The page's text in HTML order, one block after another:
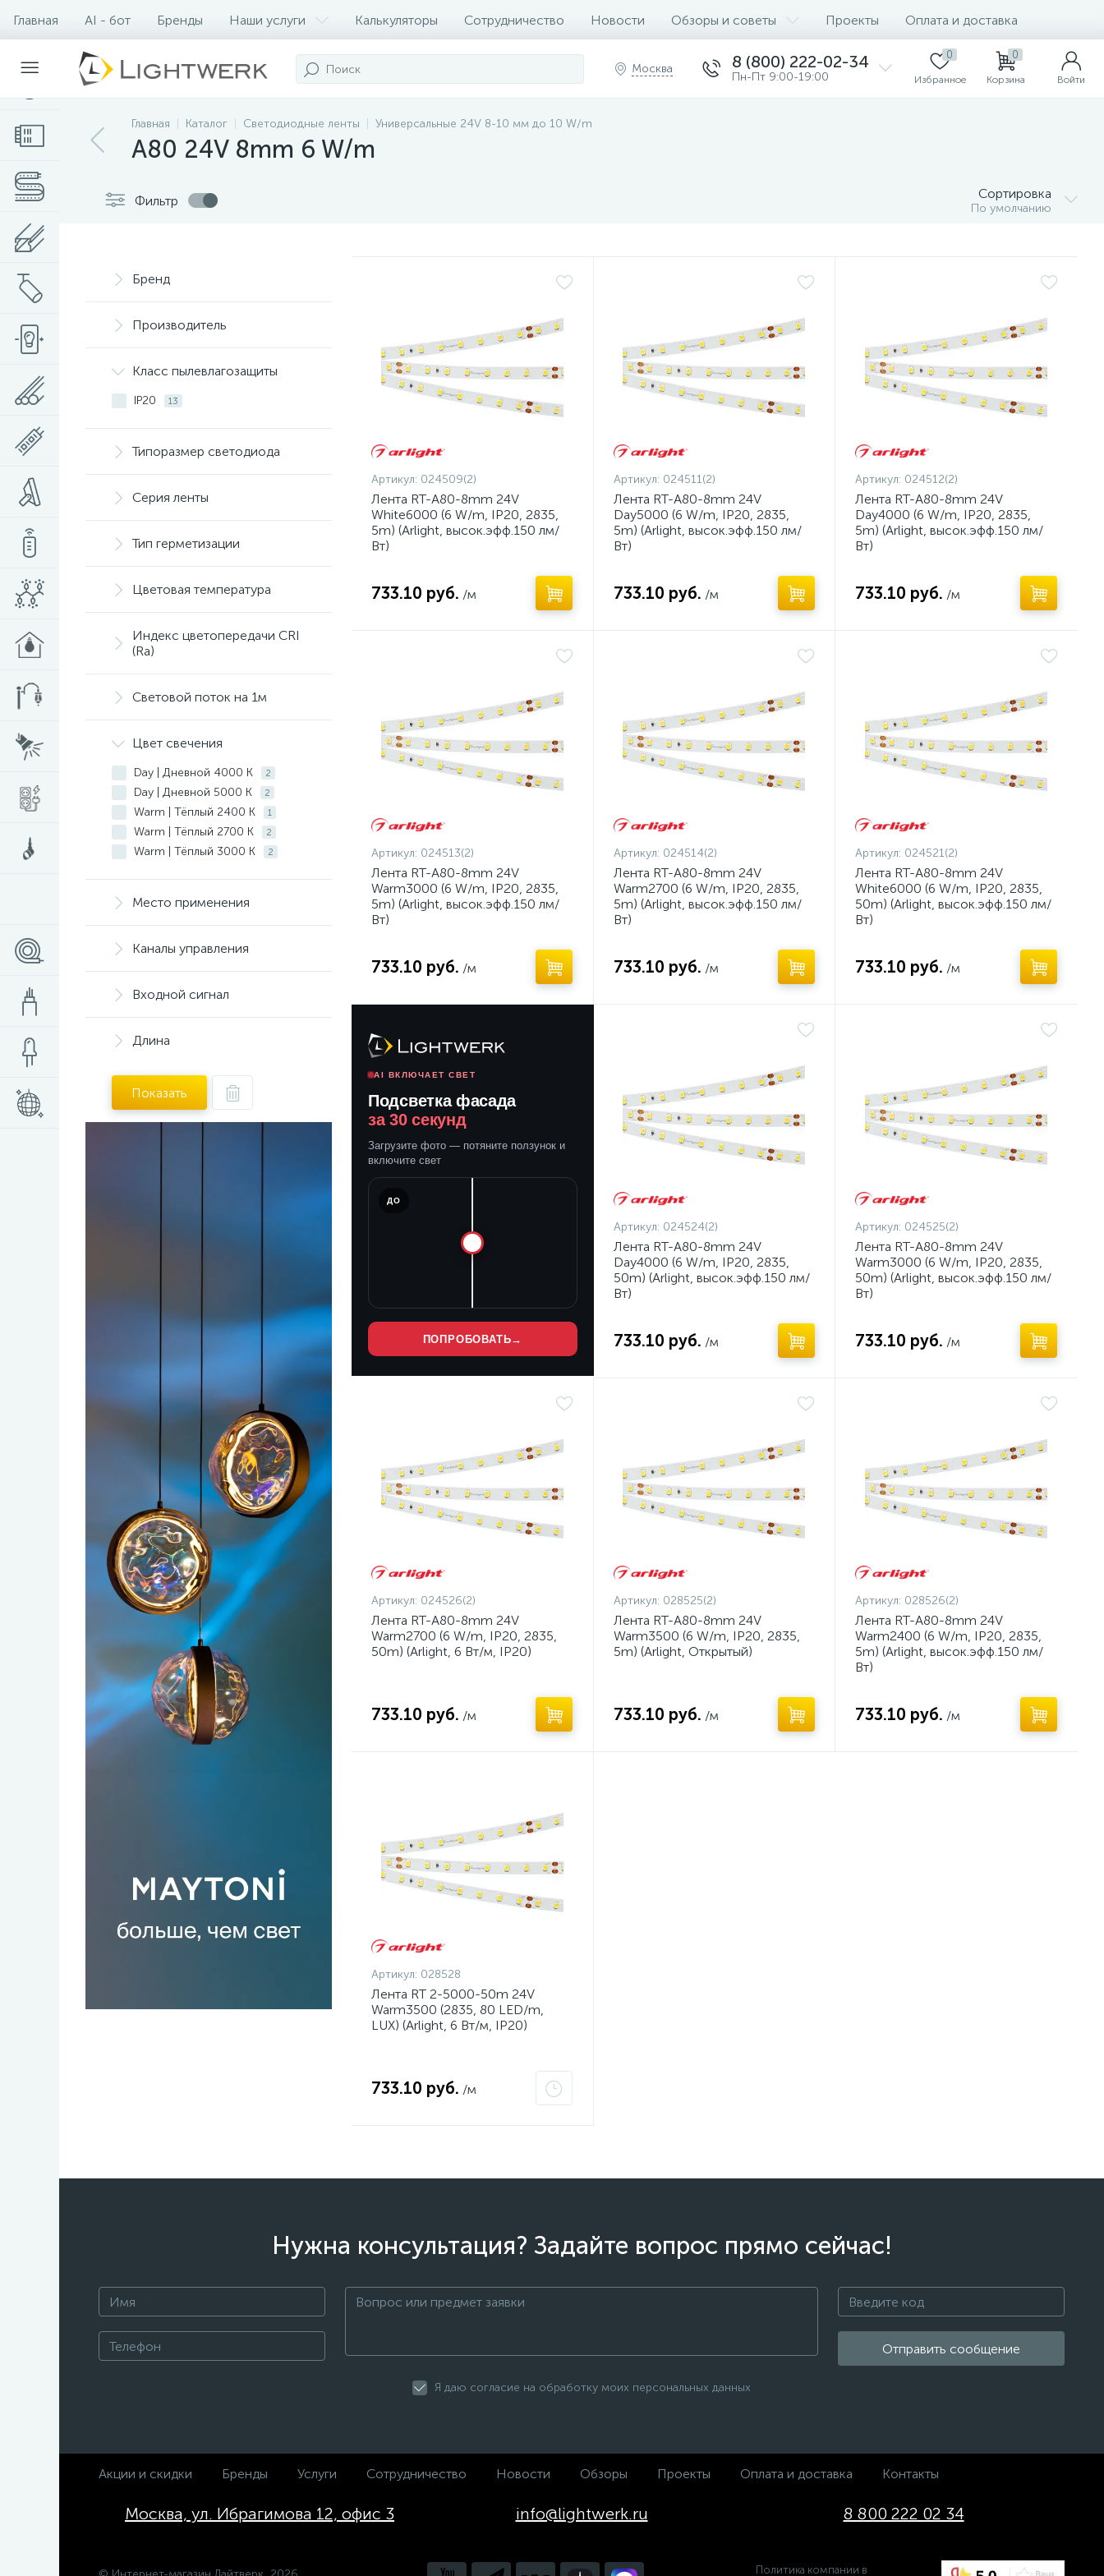
Главная AI - бот Бренды Наши услуги Калькуляторы Сотрудничество Новости Обзоры и советы Проекты Оплата и доставка
Контакты
Москва 8 (800) 222-02-34
Пн-Пт 9:00-19:00
0
Избранное
0
Корзина Войти
Главная Каталог Светодиодные ленты Универсальные 24V 8-10 мм до 10 W/m
A80 24V 8mm 6 W/m
Фильтр Сортировка
По умолчанию
Бренд
Производитель
Класс пылевлагозащиты
IP20 13
Типоразмер светодиода
Серия ленты
Тип герметизации
Цветовая температура
Индекс цветопередачи CRI
(Ra)
Световой поток на 1м
Цвет свечения
Day | Дневной 4000 K 2
Day | Дневной 5000 K 2
Warm | Тёплый 2400 K 1
Warm | Тёплый 2700 K 2
Warm | Тёплый 3000 K 2
Место применения
Каналы управления
Входной сигнал
Длина
Показать
Артикул: 024509(2)
Лента RT-A80-8mm 24V
White6000 (6 W/m, IP20, 2835,
5m) (Arlight, высок.эфф.150 лм/
Вт)
733.10 руб. /м
Артикул: 024511(2)
Лента RT-A80-8mm 24V
Day5000 (6 W/m, IP20, 2835,
5m) (Arlight, высок.эфф.150 лм/
Вт)
733.10 руб. /м
Артикул: 024512(2)
Лента RT-A80-8mm 24V
Day4000 (6 W/m, IP20, 2835,
5m) (Arlight, высок.эфф.150 лм/
Вт)
733.10 руб. /м
Артикул: 024513(2)
Лента RT-A80-8mm 24V
Warm3000 (6 W/m, IP20, 2835,
5m) (Arlight, высок.эфф.150 лм/
Вт)
733.10 руб. /м
Артикул: 024514(2)
Лента RT-A80-8mm 24V
Warm2700 (6 W/m, IP20, 2835,
5m) (Arlight, высок.эфф.150 лм/
Вт)
733.10 руб. /м
Артикул: 024521(2)
Лента RT-A80-8mm 24V
White6000 (6 W/m, IP20, 2835,
50m) (Arlight, высок.эфф.150 лм/
Вт)
733.10 руб. /м
AI ВКЛЮЧАЕТ СВЕТ
Подсветка фасада
за 30 секунд
Загрузите фото — потяните ползунок и
включите свет
ДО
ПОПРОБОВАТЬ→
Артикул: 024524(2)
Лента RT-A80-8mm 24V
Day4000 (6 W/m, IP20, 2835,
50m) (Arlight, высок.эфф.150 лм/
Вт)
733.10 руб. /м
Артикул: 024525(2)
Лента RT-A80-8mm 24V
Warm3000 (6 W/m, IP20, 2835,
50m) (Arlight, высок.эфф.150 лм/
Вт)
733.10 руб. /м
Артикул: 024526(2)
Лента RT-A80-8mm 24V
Warm2700 (6 W/m, IP20, 2835,
50m) (Arlight, 6 Вт/м, IP20)
733.10 руб. /м
Артикул: 028525(2)
Лента RT-A80-8mm 24V
Warm3500 (6 W/m, IP20, 2835,
5m) (Arlight, Открытый)
733.10 руб. /м
Артикул: 028526(2)
Лента RT-A80-8mm 24V
Warm2400 (6 W/m, IP20, 2835,
5m) (Arlight, высок.эфф.150 лм/
Вт)
733.10 руб. /м
Артикул: 028528
Лента RT 2-5000-50m 24V
Warm3500 (2835, 80 LED/m,
LUX) (Arlight, 6 Вт/м, IP20)
733.10 руб. /м
Нужна консультация? Задайте вопрос прямо сейчас!
Отправить сообщение
Я даю согласие на обработку моих персональных данных
Акции и скидки Бренды Услуги Сотрудничество Новости Обзоры Проекты Оплата и доставка Контакты
Москва, ул. Ибрагимова 12, офис 3 info@lightwerk.ru 8 800 222 02 34
Политика компании в